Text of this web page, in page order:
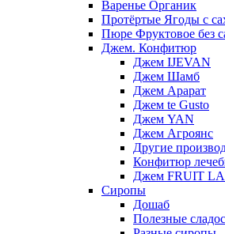
Варенье Органик
Протёртые Ягоды с
Пюре Фруктовое без
Джем. Конфитюр
Джем IJEVAN
Джем Шамб
Джем Арарат
Джем te Gusto
Джем YAN
Джем Агроянс
Другие
Конфитюр
Джем FRUIT
Сиропы
Дошаб
Полезные